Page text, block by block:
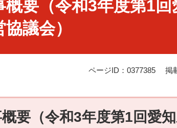
概要（令和3年度第1
議会）
ページID：0377385 掲
要（令和3年度第1回愛